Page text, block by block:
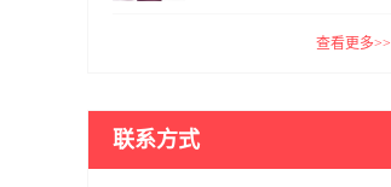
查看更多>>
联系方式